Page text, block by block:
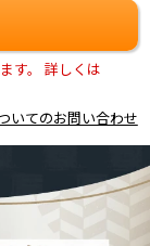
す。
詳しくは
いてのお問い合わせ